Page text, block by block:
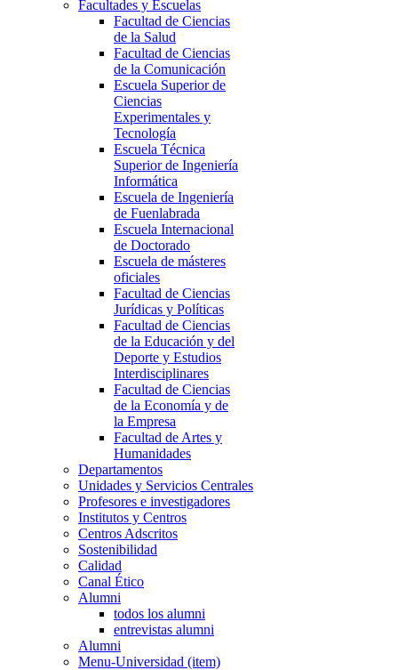
Facultades y Escuelas
Facultad de Ciencias
de la Salud
Facultad de Ciencias
de la Comunicación
Escuela Superior de
Ciencias
Experimentales y
Tecnología
Escuela Técnica
Superior de Ingeniería
Informática
Escuela de Ingeniería
de Fuenlabrada
Escuela Internacional
de Doctorado
Escuela de másteres
oficiales
Facultad de Ciencias
Jurídicas y Políticas
Facultad de Ciencias
de la Educación y del
Deporte y Estudios
Interdisciplinares
Facultad de Ciencias
de la Economía y de
la Empresa
Facultad de Artes y
Humanidades
Departamentos
Unidades y Servicios Centrales
Profesores e investigadores
Institutos y Centros
Centros Adscritos
Sostenibilidad
Calidad
Canal Ético
Alumni
todos los alumni
entrevistas alumni
Alumni
Menu-Universidad (item)